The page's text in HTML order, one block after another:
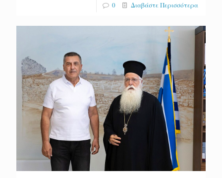
0 Διαβάστε Περισσότερα